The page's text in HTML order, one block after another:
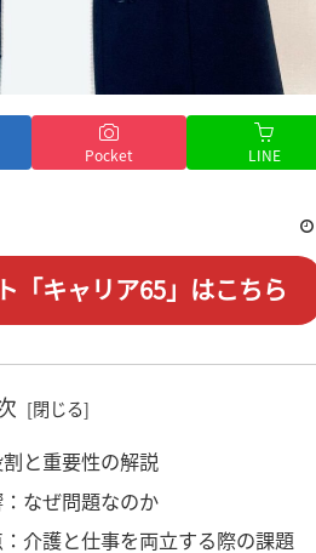
Pocket LINE
「キャリア65」はこちら
と重要性の解説
なぜ問題なのか
介護と仕事を両立する際の課題